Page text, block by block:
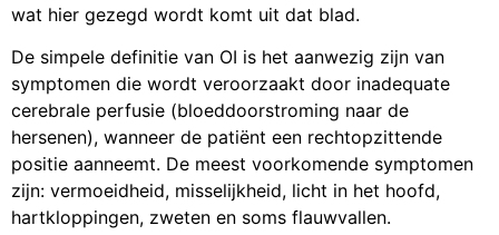
wat hier gezegd wordt komt uit dat blad.
De simpele definitie van OI is het aanwezig zijn van
symptomen die wordt veroorzaakt door inadequate
cerebrale perfusie (bloeddoorstroming naar de
hersenen), wanneer de patiënt een rechtopzittende
positie aanneemt. De meest voorkomende symptomen
zijn: vermoeidheid, misselijkheid, licht in het hoofd,
hartkloppingen, zweten en soms flauwvallen.